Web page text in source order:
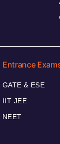
Entrance
GATE & ESE
IIT JEE
NEET